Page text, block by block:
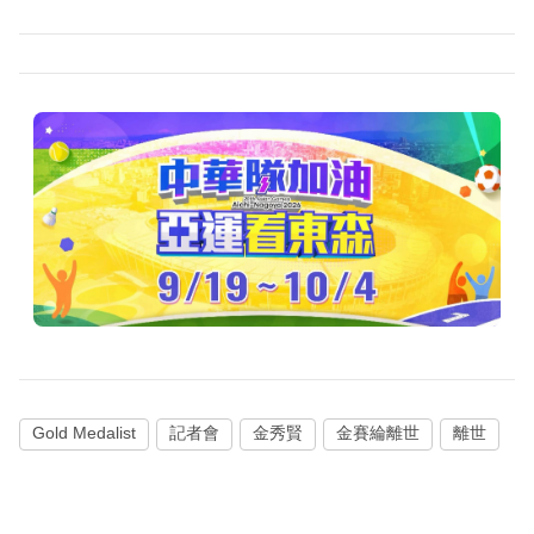
Gold Medalist 記者會 金秀賢 金賽綸離世 離世